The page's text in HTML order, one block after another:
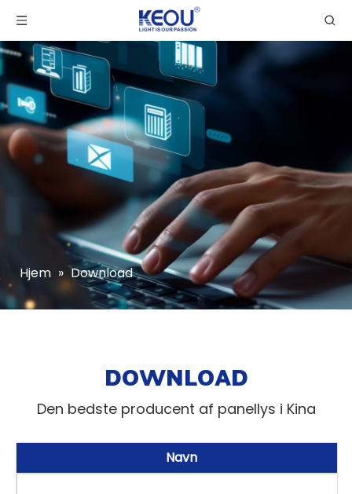
Hjem » Download
DOWNLOAD
Den bedste producent af panellys i Kina
Navn